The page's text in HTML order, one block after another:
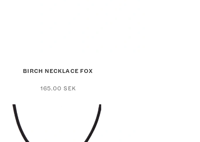
BIRCH NECKLACE FOX
165.00 SEK